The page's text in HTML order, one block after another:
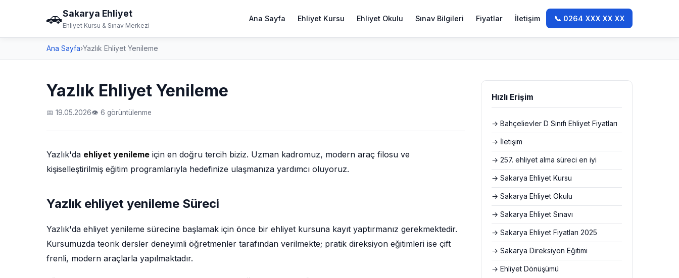
🚗Sakarya Ehliyet
Ehliyet Kursu & Sınav Merkezi
Ana Sayfa Ehliyet Kursu Ehliyet Okulu Sınav Bilgileri Fiyatlar İletişim 📞 0264 XXX XX XX
Ana Sayfa›Yazlık Ehliyet Yenileme
Yazlık Ehliyet Yenileme
📅 19.05.2026👁 6 görüntülenme
Yazlık'da ehliyet yenileme için en doğru tercih biziz. Uzman kadromuz, modern araç filosu ve
kişiselleştirilmiş eğitim programlarıyla hedefinize ulaşmanıza yardımcı oluyoruz.
Yazlık ehliyet yenileme Süreci
Yazlık'da ehliyet yenileme sürecine başlamak için önce bir ehliyet kursuna kayıt yaptırmanız gerekmektedir.
Kursumuzda teorik dersler deneyimli öğretmenler tarafından verilmekte; pratik direksiyon eğitimleri ise çift
frenli, modern araçlarla yapılmaktadır.
Hızlı Erişim
→ Bahçelievler D Sınıfı Ehliyet Fiyatları
→ İletişim
→ 257. ehliyet alma süreci en iyi
→ Sakarya Ehliyet Kursu
→ Sakarya Ehliyet Okulu
→ Sakarya Ehliyet Sınavı
→ Sakarya Ehliyet Fiyatları 2025
→ Sakarya Direksiyon Eğitimi
→ Ehliyet Dönüşümü